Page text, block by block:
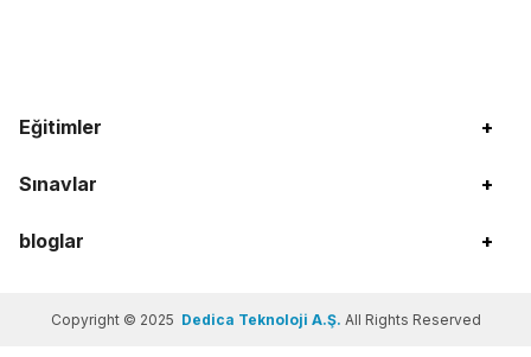
Eğitimler +
Sınavlar +
bloglar +
Copyright © 2025 Dedica Teknoloji A.Ş. All Rights Reserved